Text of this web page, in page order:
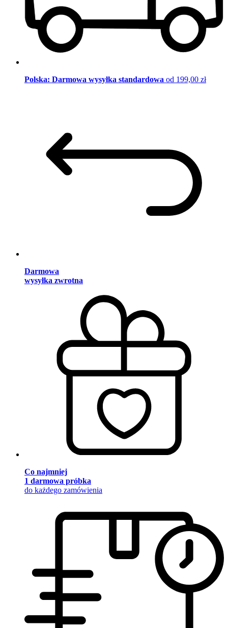
Polska: Darmowa wysyłka standardowa od 199,00 zł
Darmowa
wysyłka zwrotna
Co najmniej
1 darmowa próbka
do każdego zamówienia